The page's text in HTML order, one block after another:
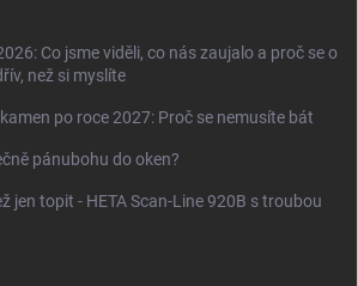
Co jsme viděli, co nás zaujalo a proč se o
než si myslíte
po roce 2027: Proč se nemusíte bát
pánubohu do oken?
jen topit - HETA Scan-Line 920B s troubou